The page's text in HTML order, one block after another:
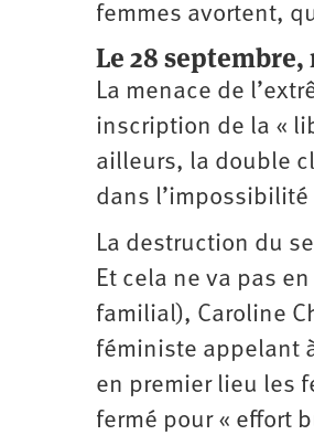
femmes avortent,
Le 28
La menace de
inscription de la «
ailleurs, la double
dans
La destruction du
Et cela ne va pas
familial), Caroline
féministe appelant
en premier lieu les
fermé pour « effort